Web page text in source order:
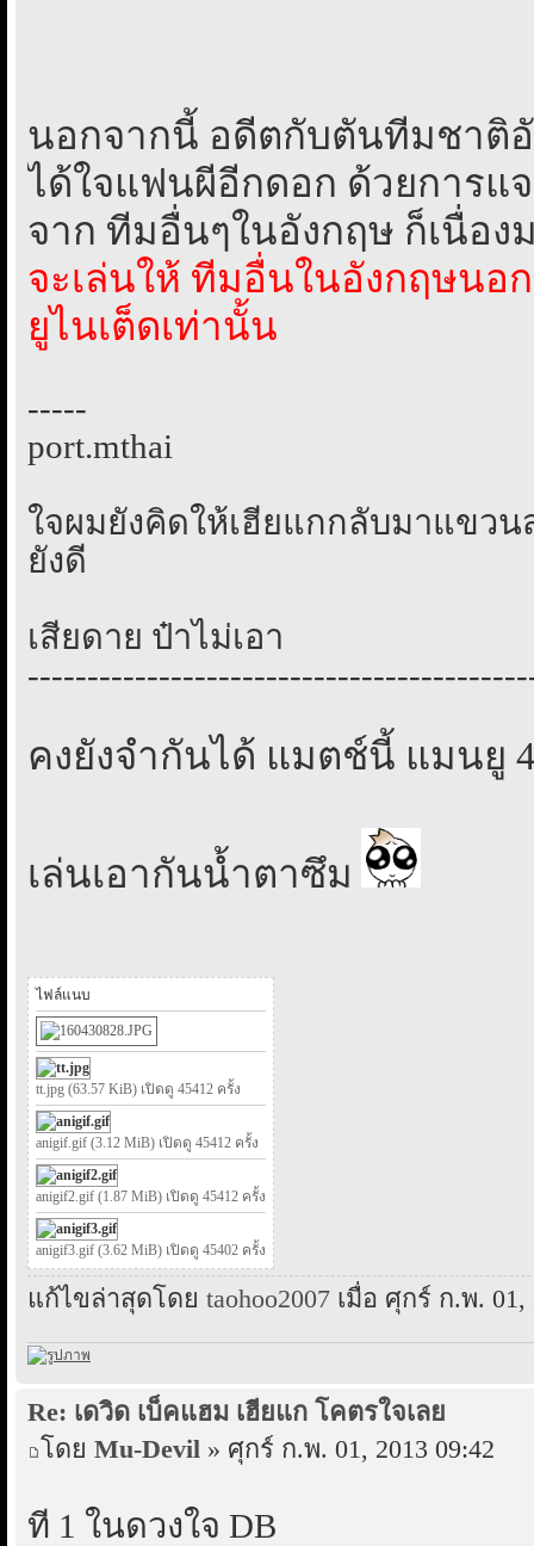
นอกจากนี้ อดีตกับตันทีมชาติ
ได้ใจแฟนผีอีกดอก ด้วยการแ
จาก ทีมอื่นๆในอังกฤษ ก็เนื่อง
จะเล่นให้ ทีมอื่นในอังกฤษนอ
ยูไนเต็ดเท่านั้น
-----
port.mthai
ใจผมยังคิดให้เฮียแกกลับมาแขวน
ยังดี
เสียดาย ป๋าไม่เอา
คงยังจำกันได้ แมตช์นี้ แมนยู
เล่นเอากันน้ำตาซึม
ไฟล์แนบ
tt.jpg (63.57 KiB) เปิดดู 45412 ครั้ง
anigif.gif (3.12 MiB) เปิดดู 45412 ครั้ง
anigif2.gif (1.87 MiB) เปิดดู 45412 ครั้ง
anigif3.gif (3.62 MiB) เปิดดู 45402 ครั้ง
แก้ไขล่าสุดโดย taohoo2007 เมื่อ ศุกร์ ก.พ.
Re: เดวิด เบ็คแฮม เฮียแก โคตรใจเลย
โดย Mu-Devil » ศุกร์ ก.พ. 01, 2013 09:42
ที่ 1 ในดวงใจ DB